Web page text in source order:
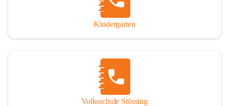
Kindergarten
Volksschule Stössing